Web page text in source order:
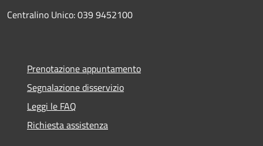
Centralino Unico: 039 9452100
Prenotazione appuntamento
Segnalazione disservizio
Leggi le FAQ
Richiesta assistenza